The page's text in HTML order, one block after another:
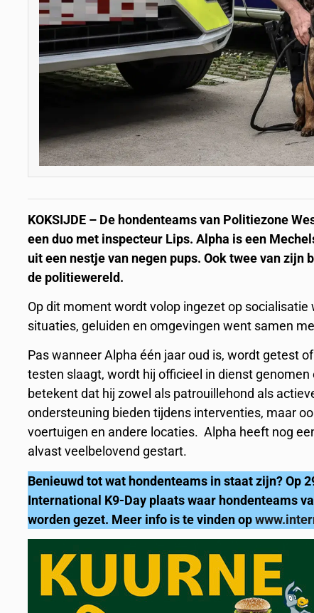
KOKSIJDE – De hondenteams van Politiezone
een duo met inspecteur Lips. Alpha is een
uit een nestje van negen pups. Ook twee van
de politiewereld.
Op dit moment wordt volop ingezet op
situaties, geluiden en omgevingen went samen
Pas wanneer Alpha één jaar oud is, wordt getest
testen slaagt, wordt hij officieel in dienst
betekent dat hij zowel als patrouillehond als
ondersteuning bieden tijdens interventies, maar
voertuigen en andere locaties. Alpha heeft nog
alvast veelbelovend gestart.
Benieuwd tot wat hondenteams in staat zijn? Op
International K9-Day plaats waar hondenteams
worden gezet. Meer info is te vinden op